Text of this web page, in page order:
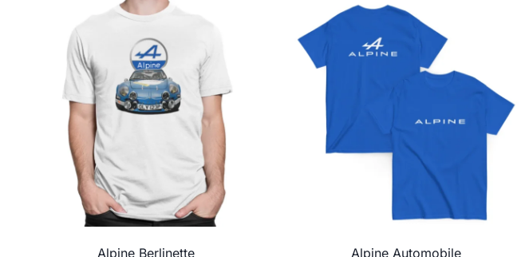
Alpine Berlinette Alpine Automobile